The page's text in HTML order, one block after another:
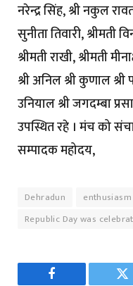
नरेन्द्र सिंह, श्री नकुल
सुनीता तिवारी, श्रीमती
श्रीमती राखी, श्रीमती
श्री अनिल श्री कुणाल श्री
उनियाल श्री जगदम्बा
उपस्थित रहे । मंच को
सम्पादक महोदय,
Dehradun
Republic Day was